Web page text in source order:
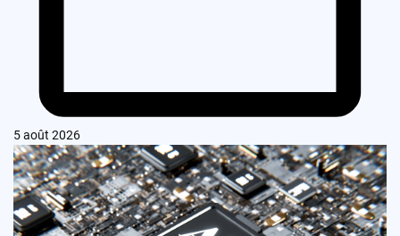
5 août 2026